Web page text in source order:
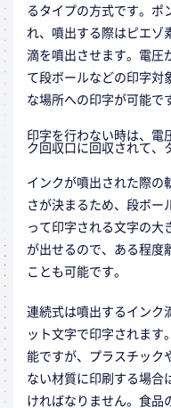
るタイプの方式です。ポ
れ、噴出する際はピエゾ
滴を噴出させます。電圧
て段ボールなどの印字対
な場所への印字が可能で
印字を行わない時は、電
ク回収口に回収されて、
インクが噴出された際の
さが決まるため、段ボー
って印字される文字の
が出せるので、ある程度
ことも可能です。
連続式は噴出するインク
ット文字で印字されま
能ですが、プラスチック
ない材質に印刷する場合
ければなりません。食品